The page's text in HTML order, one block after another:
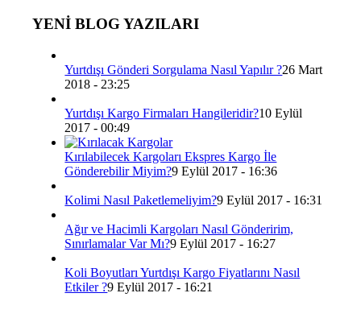
YENİ BLOG YAZILARI
Yurtdışı Gönderi Sorgulama Nasıl Yapılır ?26 Mart
2018 - 23:25
Yurtdışı Kargo Firmaları Hangileridir?10 Eylül
2017 - 00:49
Kırılabilecek Kargoları Ekspres Kargo İle
Gönderebilir Miyim?9 Eylül 2017 - 16:36
Kolimi Nasıl Paketlemeliyim?9 Eylül 2017 - 16:31
Ağır ve Hacimli Kargoları Nasıl Gönderirim,
Sınırlamalar Var Mı?9 Eylül 2017 - 16:27
Koli Boyutları Yurtdışı Kargo Fiyatlarını Nasıl
Etkiler ?9 Eylül 2017 - 16:21